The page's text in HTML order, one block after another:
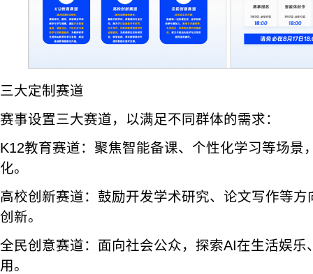
三大定制赛道
赛事设置三大赛道，以满足不同群体的需求：
K12教育赛道：聚焦智能备课、个性化学习等场景
化。
高校创新赛道：鼓励开发学术研究、论文写作等
创新。
全民创意赛道：面向社会公众，探索AI在生活娱乐
用。